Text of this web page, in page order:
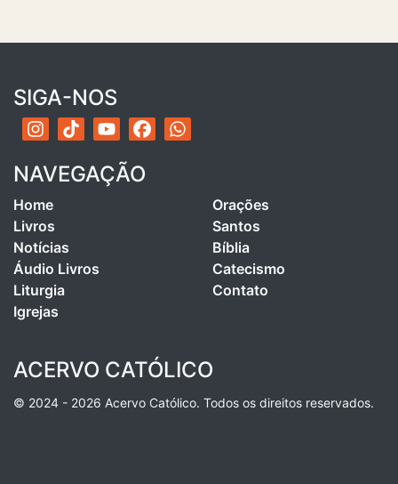
SIGA-NOS
NAVEGAÇÃO
Home
Livros
Notícias
Áudio Livros
Liturgia
Igrejas
Orações
Santos
Bíblia
Catecismo
Contato
ACERVO CATÓLICO
© 2024 - 2026 Acervo Católico. Todos os direitos reservados.